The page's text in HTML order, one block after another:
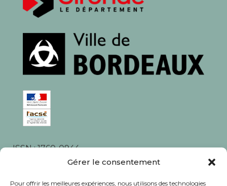
Gérer le consentement
Pour offrir les meilleures expériences, nous utilisons des technologies
ISSN : 1760-0944
Rédaction, photos et corrections : habitants et